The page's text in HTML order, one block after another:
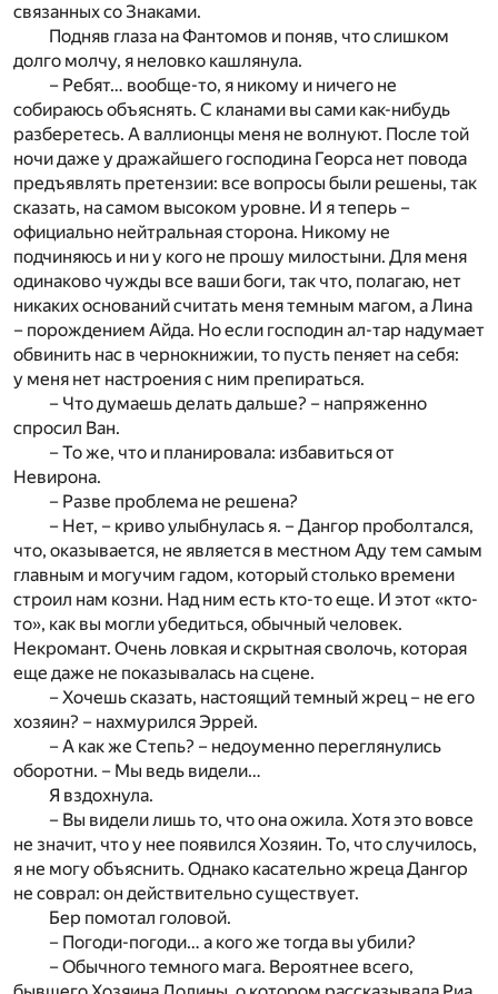
связанных со Знаками.
Подняв глаза на Фантомов и поняв, что слишком
долго молчу, я неловко кашлянула.
– Ребят… вообще-то, я никому и ничего не
собираюсь объяснять. С кланами вы сами как-нибудь
разберетесь. А валлионцы меня не волнуют. После той
ночи даже у дражайшего господина Георса нет повода
предъявлять претензии: все вопросы были решены, так
сказать, на самом высоком уровне. И я теперь –
официально нейтральная сторона. Никому не
подчиняюсь и ни у кого не прошу милостыни. Для меня
одинаково чужды все ваши боги, так что, полагаю, нет
никаких оснований считать меня темным магом, а Лина
– порождением Айда. Но если господин ал-тар надумает
обвинить нас в чернокнижии, то пусть пеняет на себя:
у меня нет настроения с ним препираться.
– Что думаешь делать дальше? – напряженно
спросил Ван.
– То же, что и планировала: избавиться от
Невирона.
– Разве проблема не решена?
– Нет, – криво улыбнулась я. – Дангор проболтался,
что, оказывается, не является в местном Аду тем самым
главным и могучим гадом, который столько времени
строил нам козни. Над ним есть кто-то еще. И этот «кто-
то», как вы могли убедиться, обычный человек.
Некромант. Очень ловкая и скрытная сволочь, которая
еще даже не показывалась на сцене.
– Хочешь сказать, настоящий темный жрец – не его
хозяин? – нахмурился Эррей.
– А как же Степь? – недоуменно переглянулись
оборотни. – Мы ведь видели…
Я вздохнула.
– Вы видели лишь то, что она ожила. Хотя это вовсе
не значит, что у нее появился Хозяин. То, что случилось,
я не могу объяснить. Однако касательно жреца Дангор
не соврал: он действительно существует.
Бер помотал головой.
– Погоди-погоди… а кого же тогда вы убили?
– Обычного темного мага. Вероятнее всего,